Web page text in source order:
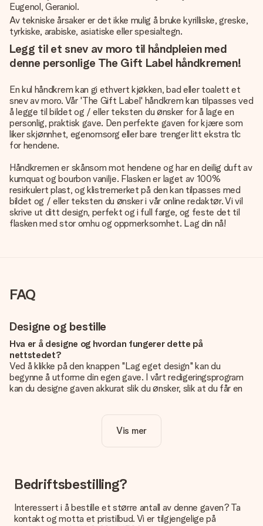
Eugenol, Geraniol.
Av tekniske årsaker er det ikke mulig å bruke kyrilliske, greske,
tyrkiske, arabiske, asiatiske eller spesialtegn.
Legg til et snev av moro til håndpleien med
denne personlige The Gift Label håndkremen!
En kul håndkrem kan gi ethvert kjøkken, bad eller toalett et
snev av moro. Vår 'The Gift Label' håndkrem kan tilpasses ved
å legge til bildet og / eller teksten du ønsker for å lage en
personlig, praktisk gave. Den perfekte gaven for kjære som
liker skjønnhet, egenomsorg eller bare trenger litt ekstra tlc
for hendene.
Håndkremen er skånsom mot hendene og har en deilig duft av
kumquat og bourbon vanilje. Flasken er laget av 100%
resirkulert plast, og klistremerket på den kan tilpasses med
bildet og / eller teksten du ønsker i vår online redaktør. Vi vil
skrive ut ditt design, perfekt og i full farge, og feste det til
flasken med stor omhu og oppmerksomhet. Lag din nå!
FAQ
Designe og bestille
Hva er å designe og hvordan fungerer dette på
nettstedet?
Ved å klikke på den knappen "Lag eget design" kan du
begynne å utforme din egen gave. I vårt redigeringsprogram
kan du designe gaven akkurat slik du ønsker, slik at du får en
å gjøre gaven din helt unik.
Er eget design inkludert i prisen?
Hvordan vet jeg om bildt mitt er av riktig kvalitet?
Derfor er det viktig å bruke bilder av høy kvalitet. Hvis du er
usikker på kvaliteten på bildet ditt, kan du kontakte vår
Vis mer
Bedriftsbestilling?
Interessert i å bestille et større antall av denne gaven? Ta
kontakt og motta et pristilbud. Vi er tilgjengelige på